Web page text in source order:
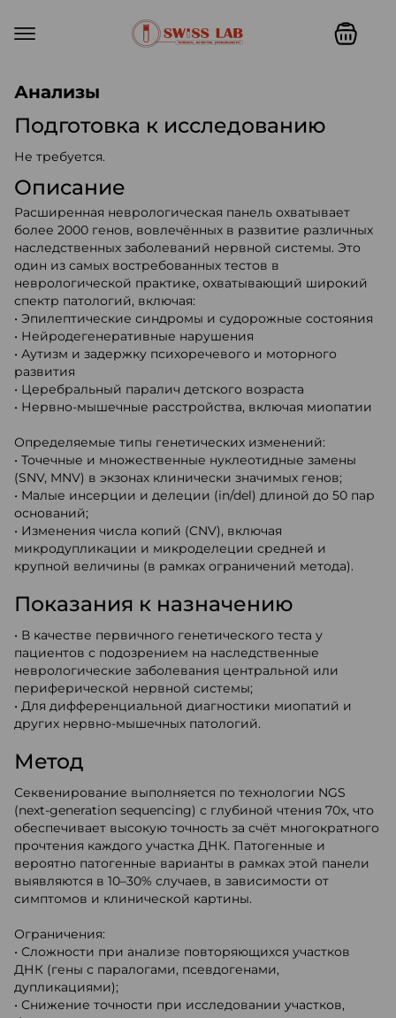
Анализы
Подготовка к исследованию
Не требуется.
Описание
Расширенная неврологическая панель охватывает
более 2000 генов, вовлечённых в развитие различных
наследственных заболеваний нервной системы. Это
один из самых востребованных тестов в
неврологической практике, охватывающий широкий
спектр патологий, включая:
• Эпилептические синдромы и судорожные состояния
• Нейродегенеративные нарушения
• Аутизм и задержку психоречевого и моторного
развития
• Церебральный паралич детского возраста
• Нервно-мышечные расстройства, включая миопатии
Определяемые типы генетических изменений:
• Точечные и множественные нуклеотидные замены
(SNV, MNV) в экзонах клинически значимых генов;
• Малые инсерции и делеции (in/del) длиной до 50 пар
оснований;
• Изменения числа копий (CNV), включая
микродупликации и микроделеции средней и
крупной величины (в рамках ограничений метода).
Показания к назначению
• В качестве первичного генетического теста у
пациентов с подозрением на наследственные
неврологические заболевания центральной или
периферической нервной системы;
• Для дифференциальной диагностики миопатий и
других нервно-мышечных патологий.
Метод
Секвенирование выполняется по технологии NGS
(next-generation sequencing) с глубиной чтения 70x, что
обеспечивает высокую точность за счёт многократного
прочтения каждого участка ДНК. Патогенные и
вероятно патогенные варианты в рамках этой панели
выявляются в 10–30% случаев, в зависимости от
симптомов и клинической картины.
Ограничения:
• Сложности при анализе повторяющихся участков
ДНК (гены с паралогами, псевдогенами,
дупликациями);
• Снижение точности при исследовании участков,